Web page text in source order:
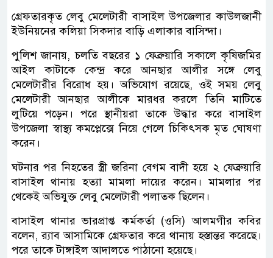
গ্রেফতারকৃত লেবু মেলেটারী বাসাইল উপজেলার কাউলজানী
ইউনিয়নের কলিয়া সিকদার বাড়ি এলাকার বাসিন্দা।
পুলিশ জানায়, চলতি বছরের ১ ফেব্রুয়ারি সকালে কৃষিজমির
আইল কাটাকে কেন্দ্র করে আনছার আলীর সঙ্গে লেবু
মেলেটারীর বিরোধ হয়। অভিযোগ রয়েছে, ওই সময় লেবু
মেলেটারী আনছার আলীকে মারধর করলে তিনি মাটিতে
লুটিয়ে পড়েন। পরে স্থানীয়রা তাকে উদ্ধার করে বাসাইল
উপজেলা স্বাস্থ্য কমপ্লেক্সে নিয়ে গেলে চিকিৎসক মৃত ঘোষণা
করেন।
ঘটনার পর নিহতের স্ত্রী জরিনা বেগম বাদী হয়ে ২ ফেব্রুয়ারি
বাসাইল থানায় হত্যা মামলা দায়ের করেন। মামলার পর
থেকেই অভিযুক্ত লেবু মেলেটারী পলাতক ছিলেন।
বাসাইল থানার ভারপ্রাপ্ত কর্মকর্তা (ওসি) আলমগীর কবির
বলেন, র‍্যাব আসামিকে গ্রেফতার করে থানায় হস্তান্তর করেছে।
পরে তাকে টাঙ্গাইল আদালতে পাঠানো হয়েছে।